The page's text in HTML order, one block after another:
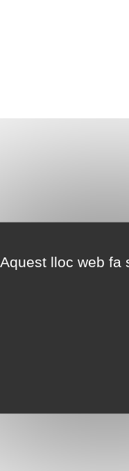
Aquest lloc web fa